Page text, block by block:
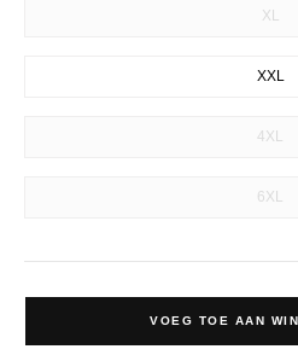
XL
XXL
4XL
6XL
VOEG TOE AAN